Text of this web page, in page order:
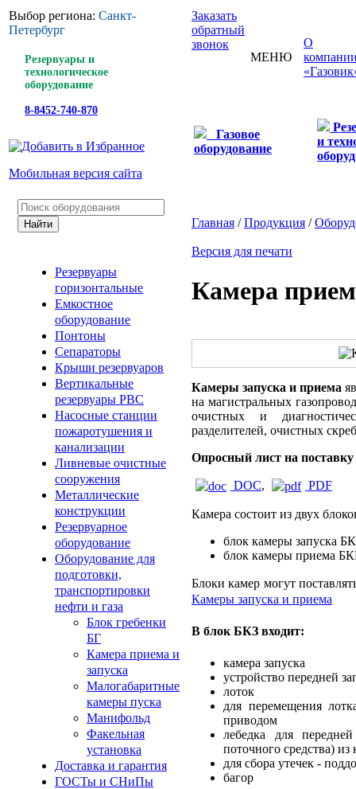
Выбор региона: Санкт-
Петербург
Резервуары и
технологическое
оборудование
8-8452-740-870
Мобильная версия сайта
Заказать
обратный
звонок
МЕНЮ
О
Газовое
оборудование
и
Резервуары
горизонтальные
Емкостное
оборудование
Понтоны
Сепараторы
Крыши резервуаров
Вертикальные
резервуары РВС
Насосные станции
пожаротушения и
канализации
Ливневые очистные
сооружения
Металлические
конструкции
Резервуарное
оборудование
Оборудование для
подготовки,
транспортировки
нефти и газа
Блок гребенки
БГ
Камера приема и
запуска
Малогабаритные
камеры пуска
Манифольд
Факельная
установка
Доставка и гарантия
ГОСТы и СНиПы
Главная /Продукция /
Версия для печати
Камера
Камеры запуска и приема
на магистральных
очистных и
разделителей, очистных
Опросный лист на
DOC, PDF
Камера состоит из двух
блок камеры запуска
блок камеры приема
Блоки камер могут
Камеры запуска и приема
В блок БКЗ входит:
камера запуска
устройство передней
лоток
для перемещения
приводом
лебедка для
поточного средства) из
для сбора утечек -
багор